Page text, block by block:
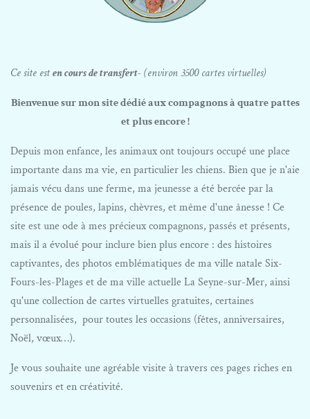
Ce site esten cours de transfert- (environ 3500 cartes virtuelles)
Bienvenue sur mon site dédié aux compagnons à quatre pattes
et plus encore !
Depuis mon enfance, les animaux ont toujours occupé une place
importante dans ma vie, en particulier les chiens. Bien que je n'aie
jamais vécu dans une ferme, ma jeunesse a été bercée par la
présence de poules, lapins, chèvres, et même d'une ânesse ! Ce
site est une ode à mes précieux compagnons, passés et présents,
mais il a évolué pour inclure bien plus encore : des histoires
captivantes, des photos emblématiques de ma ville natale Six-
Fours-les-Plages et de ma ville actuelle La Seyne-sur-Mer, ainsi
qu'une collection de cartes virtuelles gratuites, certaines
personnalisées, pour toutes les occasions (fêtes, anniversaires,
Noël, vœux…).
Je vous souhaite une agréable visite à travers ces pages riches en
souvenirs et en créativité.